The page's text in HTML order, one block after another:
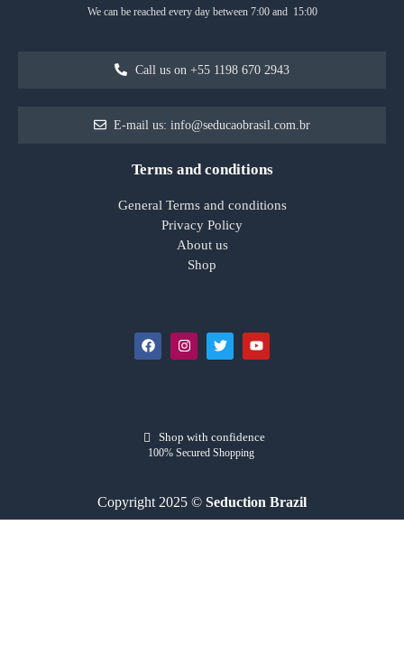
We can be reached every day between 7:00 and 15:00
Call us on +55 1198 670 2943
E-mail us: info@seducaobrasil.com.br
Terms and conditions
General Terms and conditions
Privacy Policy
About us
Shop
Shop with confidence
100% Secured Shopping
Copyright 2025 © Seduction Brazil